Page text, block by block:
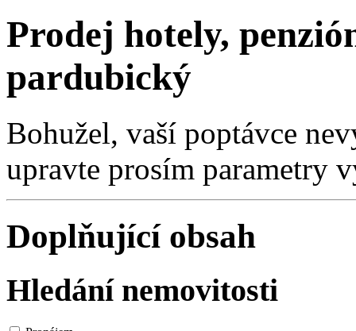
Prodej hotely,
pardubický
Bohužel, vaší poptávce
upravte prosím parametry
Doplňující obsah
Hledání nemovitosti